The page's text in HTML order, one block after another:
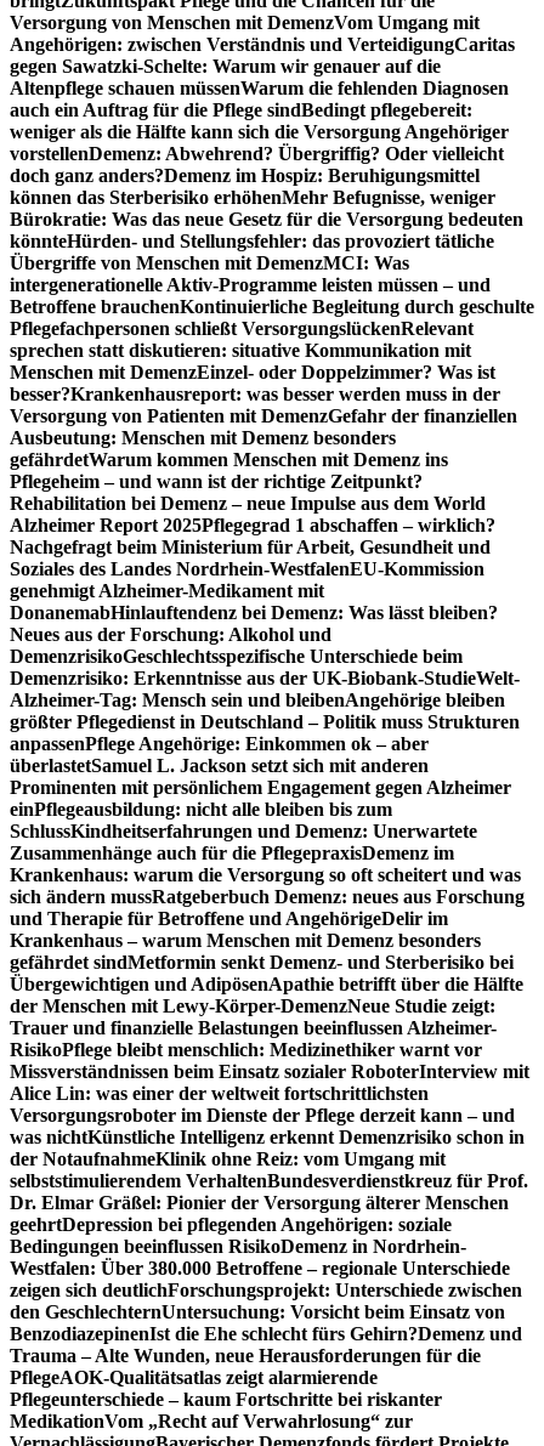
Versorgung von Menschen mit DemenzVom Umgang mit
Angehörigen: zwischen Verständnis und VerteidigungCaritas
gegen Sawatzki-Schelte: Warum wir genauer auf die
Altenpflege schauen müssenWarum die fehlenden Diagnosen
auch ein Auftrag für die Pflege sindBedingt pflegebereit:
weniger als die Hälfte kann sich die Versorgung Angehöriger
vorstellenDemenz: Abwehrend? Übergriffig? Oder vielleicht
doch ganz anders?Demenz im Hospiz: Beruhigungsmittel
können das Sterberisiko erhöhenMehr Befugnisse, weniger
Bürokratie: Was das neue Gesetz für die Versorgung bedeuten
könnteHürden- und Stellungsfehler: das provoziert tätliche
Übergriffe von Menschen mit DemenzMCI: Was
intergenerationelle Aktiv-Programme leisten müssen – und
Betroffene brauchenKontinuierliche Begleitung durch geschulte
Pflegefachpersonen schließt VersorgungslückenRelevant
sprechen statt diskutieren: situative Kommunikation mit
Menschen mit DemenzEinzel- oder Doppelzimmer? Was ist
besser?Krankenhausreport: was besser werden muss in der
Versorgung von Patienten mit DemenzGefahr der finanziellen
Ausbeutung: Menschen mit Demenz besonders
gefährdetWarum kommen Menschen mit Demenz ins
Pflegeheim – und wann ist der richtige Zeitpunkt?
Rehabilitation bei Demenz – neue Impulse aus dem World
Alzheimer Report 2025Pflegegrad 1 abschaffen – wirklich?
Nachgefragt beim Ministerium für Arbeit, Gesundheit und
Soziales des Landes Nordrhein-WestfalenEU-Kommission
genehmigt Alzheimer-Medikament mit
DonanemabHinlauftendenz bei Demenz: Was lässt bleiben?
Neues aus der Forschung: Alkohol und
DemenzrisikoGeschlechtsspezifische Unterschiede beim
Demenzrisiko: Erkenntnisse aus der UK-Biobank-StudieWelt-
Alzheimer-Tag: Mensch sein und bleibenAngehörige bleiben
größter Pflegedienst in Deutschland – Politik muss Strukturen
anpassenPflege Angehörige: Einkommen ok – aber
überlastetSamuel L. Jackson setzt sich mit anderen
Prominenten mit persönlichem Engagement gegen Alzheimer
einPflegeausbildung: nicht alle bleiben bis zum
SchlussKindheitserfahrungen und Demenz: Unerwartete
Zusammenhänge auch für die PflegepraxisDemenz im
Krankenhaus: warum die Versorgung so oft scheitert und was
sich ändern mussRatgeberbuch Demenz: neues aus Forschung
und Therapie für Betroffene und AngehörigeDelir im
Krankenhaus – warum Menschen mit Demenz besonders
gefährdet sindMetformin senkt Demenz- und Sterberisiko bei
Übergewichtigen und AdipösenApathie betrifft über die Hälfte
der Menschen mit Lewy-Körper-DemenzNeue Studie zeigt:
Trauer und finanzielle Belastungen beeinflussen Alzheimer-
RisikoPflege bleibt menschlich: Medizinethiker warnt vor
Missverständnissen beim Einsatz sozialer RoboterInterview mit
Alice Lin: was einer der weltweit fortschrittlichsten
Versorgungsroboter im Dienste der Pflege derzeit kann – und
was nichtKünstliche Intelligenz erkennt Demenzrisiko schon in
der NotaufnahmeKlinik ohne Reiz: vom Umgang mit
selbststimulierendem VerhaltenBundesverdienstkreuz für Prof.
Dr. Elmar Gräßel: Pionier der Versorgung älterer Menschen
geehrtDepression bei pflegenden Angehörigen: soziale
Bedingungen beeinflussen RisikoDemenz in Nordrhein-
Westfalen: Über 380.000 Betroffene – regionale Unterschiede
zeigen sich deutlichForschungsprojekt: Unterschiede zwischen
den GeschlechternUntersuchung: Vorsicht beim Einsatz von
BenzodiazepinenIst die Ehe schlecht fürs Gehirn?Demenz und
Trauma – Alte Wunden, neue Herausforderungen für die
PflegeAOK-Qualitätsatlas zeigt alarmierende
Pflegeunterschiede – kaum Fortschritte bei riskanter
MedikationVom „Recht auf Verwahrlosung“ zur